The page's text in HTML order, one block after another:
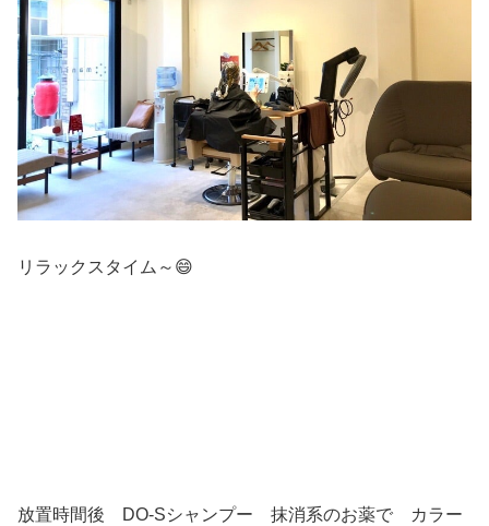
リラックスタイム～😄
放置時間後 DO-Sシャンプー 抹消系のお薬で カラー